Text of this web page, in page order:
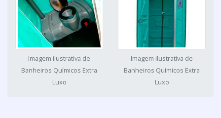
Imagem ilustrativa de
Banheiros Químicos Extra
Luxo
Imagem ilustrativa de
Banheiros Químicos Extra
Luxo